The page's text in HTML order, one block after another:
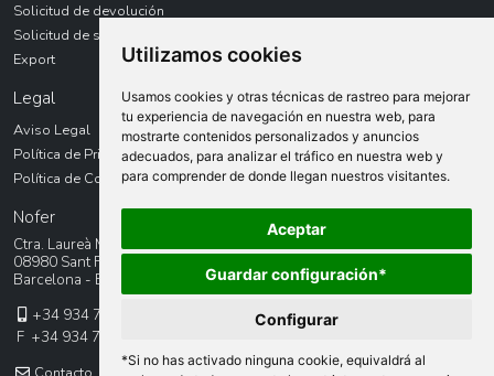
Utilizamos cookies
Usamos cookies y otras técnicas de rastreo para mejorar
tu experiencia de navegación en nuestra web, para
mostrarte contenidos personalizados y anuncios
adecuados, para analizar el tráfico en nuestra web y
para comprender de donde llegan nuestros visitantes.
Aceptar
Guardar configuración*
Configurar
*Si no has activado ninguna cookie, equivaldrá al
Solicitud de devolución
Solicitud de servicio técnico
Export
Legal
Aviso Legal
Política de Privacidad
Política de Cookies
Nofer
Ctra. Laureà Miró, 385-387
08980 Sant Feliu de LLobregat
Barcelona - España
+34 934 742 423
F +34 934 743 548